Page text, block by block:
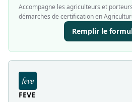
Accompagne les agriculteurs et
démarches de certification en
Remplir le
FEVE